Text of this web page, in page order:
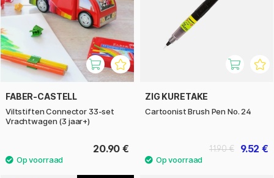
FABER-CASTELL
Viltstiften Connector 33-set
Vrachtwagen (3 jaar+)
20.90 €
ZIG KURETAKE
Cartoonist Brush Pen No. 24
9.52 €
11.90 €